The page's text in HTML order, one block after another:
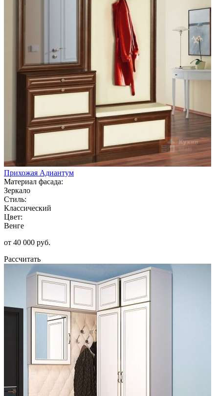
Прихожая Адиантум
Материал фасада:
Зеркало
Стиль:
Классический
Цвет:
Венге
от 40 000 руб.
Рассчитать